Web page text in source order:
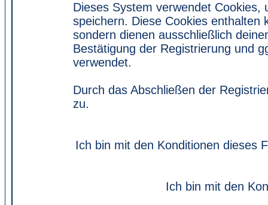
Dieses System verwendet
speichern. Diese Cookies enthalten
sondern dienen ausschließlich
Bestätigung der Registrierung und
verwendet.
Durch das Abschließen der
zu.
Ich bin mit den Konditionen dieses
Ich bin mit den